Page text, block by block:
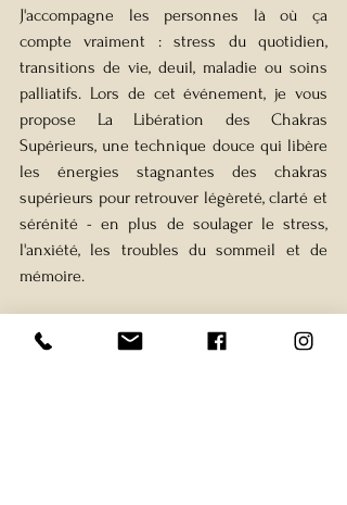
J'accompagne les personnes là où ça
compte vraiment : stress du quotidien,
transitions de vie, deuil, maladie ou soins
palliatifs. Lors de cet événement, je vous
propose La Libération des Chakras
Supérieurs, une technique douce qui libère
les énergies stagnantes des chakras
supérieurs pour retrouver légèreté, clarté et
sérénité - en plus de soulager le stress,
l'anxiété, les troubles du sommeil et de
mémoire.
Prix : 20 mn – 40$ Langue:
Français,
Anglais
Instagram Facebook